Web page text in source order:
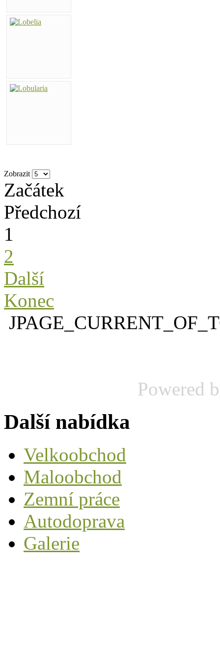
Zobrazit
Začátek
Předchozí
1
2
Další
Konec
Powered
Další nabídka
Velkoobchod
Maloobchod
Zemní práce
Autodoprava
Galerie